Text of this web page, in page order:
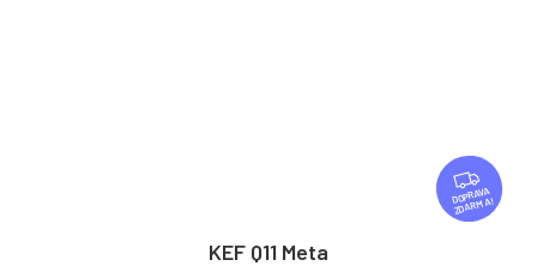
Z
D
A
ZDARMA
KEF Q11 Meta